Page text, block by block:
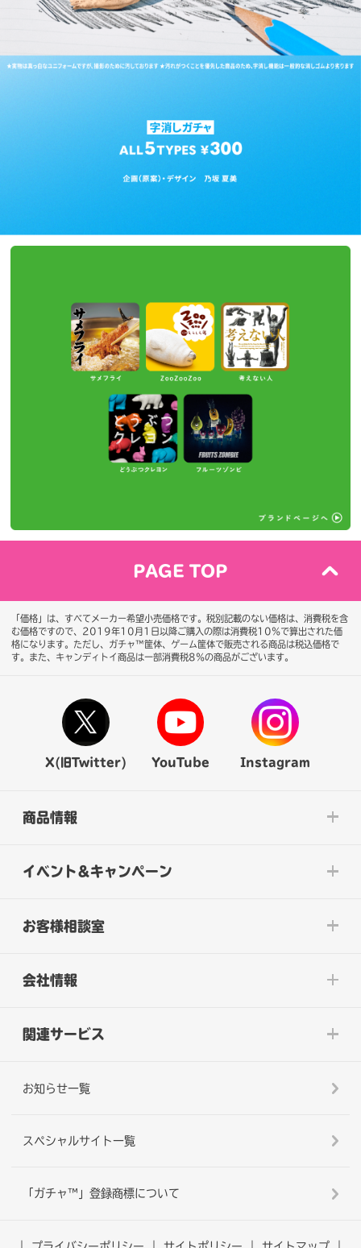
PAGE TOP
「価格」は、すべてメーカー希望小売価格です。税別記載のない価格は、消費税を含
む価格ですので、2019年10月1日以降ご購入の際は消費税10％で算出された価
格になります。 ただし、ガチャ™筐体、ゲーム筐体で販売される商品は税込価格で
す。また、キャンディトイ商品は一部消費税8％の商品がございます。
X(旧Twitter) YouTube Instagram
商品情報
イベント&キャンペーン
お客様相談室
会社情報
関連サービス
お知らせ一覧
スペシャルサイト一覧
「ガチャ™」登録商標について